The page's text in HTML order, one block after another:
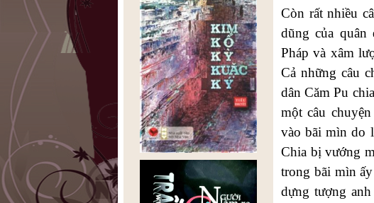
Còn rất nhiều
dũng của
Pháp và xâm
Cả những câu
dân Căm Pu
một câu
vào bãi mìn do
Chia bị vướng
trong bãi mìn
dựng tượng